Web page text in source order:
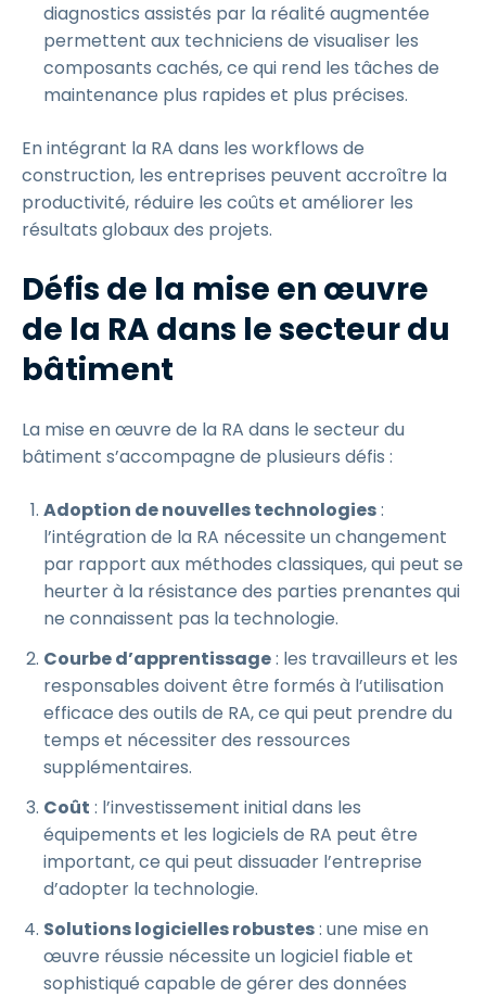
diagnostics assistés par la réalité augmentée
permettent aux techniciens de visualiser les
composants cachés, ce qui rend les tâches de
maintenance plus rapides et plus précises.
En intégrant la RA dans les workflows de
construction, les entreprises peuvent accroître la
productivité, réduire les coûts et améliorer les
résultats globaux des projets.
Défis de la mise en œuvre
de la RA dans le secteur du
bâtiment
La mise en œuvre de la RA dans le secteur du
bâtiment s’accompagne de plusieurs défis :
Adoption de nouvelles technologies:
l’intégration de la RA nécessite un changement
par rapport aux méthodes classiques, qui peut se
heurter à la résistance des parties prenantes qui
ne connaissent pas la technologie.
Courbe d’apprentissage: les travailleurs et les
responsables doivent être formés à l’utilisation
efficace des outils de RA, ce qui peut prendre du
temps et nécessiter des ressources
supplémentaires.
Coût : l’investissement initial dans les
équipements et les logiciels de RA peut être
important, ce qui peut dissuader l’entreprise
d’adopter la technologie.
Solutions logicielles robustes: une mise en
œuvre réussie nécessite un logiciel fiable et
sophistiqué capable de gérer des données